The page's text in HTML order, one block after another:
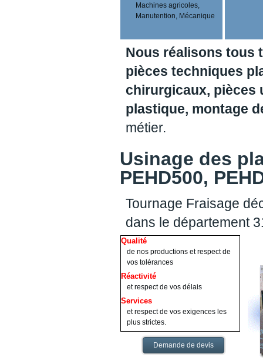
Machines agricoles,
Manutention, Mécanique
Nous réalisons tous
pièces techniques
chirurgicaux, pièces
plastique, montage
métier.
Usinage des
PEHD500,
Tournage Fraisage
dans le département
Qualité
de nos productions et respect de
vos tolérances
Réactivité
et respect de vos délais
Services
et respect de vos exigences les
plus strictes.
Demande de devis